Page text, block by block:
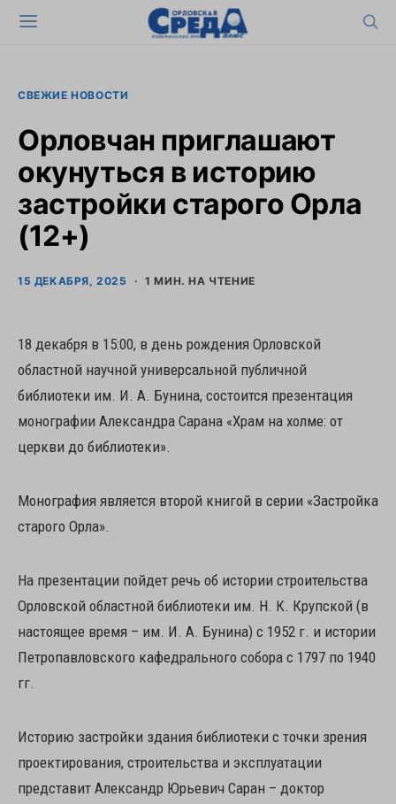
СВЕЖИЕ НОВОСТИ
Орловчан приглашают
окунуться в историю
застройки старого Орла
(12+)
15 ДЕКАБРЯ, 2025 1 МИН. НА ЧТЕНИЕ
18 декабря в 15:00, в день рождения Орловской
областной научной универсальной публичной
библиотеки им. И. А. Бунина, состоится презентация
монографии Александра Сарана «Храм на холме: от
церкви до библиотеки».
Монография является второй книгой в серии «Застройка
старого Орла».
На презентации пойдет речь об истории строительства
Орловской областной библиотеки им. Н. К. Крупской (в
настоящее время – им. И. А. Бунина) с 1952 г. и истории
Петропавловского кафедрального собора с 1797 по 1940
гг.
Историю застройки здания библиотеки с точки зрения
проектирования, строительства и эксплуатации
представит Александр Юрьевич Саран – доктор